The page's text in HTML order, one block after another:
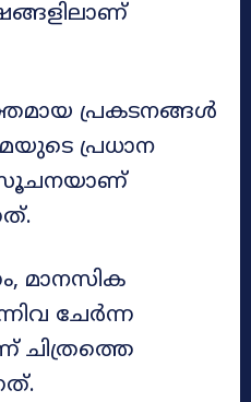
പ്രകടനങ്ങൾ
പ്രധാന
മാനസിക
ചേർന്ന
ചിത്രത്തെ